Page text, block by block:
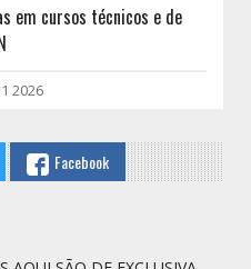
em cursos técnicos e de
2026
Facebook